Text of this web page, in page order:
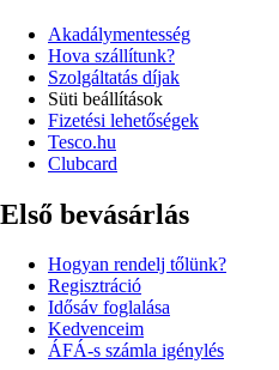
Akadálymentesség
Hova szállítunk?
Szolgáltatás díjak
Süti beállítások
Fizetési lehetőségek
Tesco.hu
Clubcard
Első bevásárlás
Hogyan rendelj tőlünk?
Regisztráció
Idősáv foglalása
Kedvenceim
ÁFÁ-s számla igénylés